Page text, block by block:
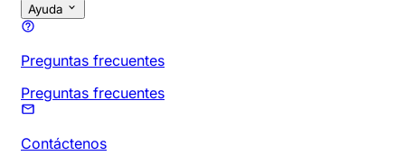
Ayuda
Preguntas frecuentes
Preguntas frecuentes
Contáctenos